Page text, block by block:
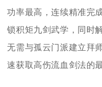
功率最高，连续精准完
锁积矩九剑武学，同时
无需与孤云门派建立拜
速获取高伤流血剑法的